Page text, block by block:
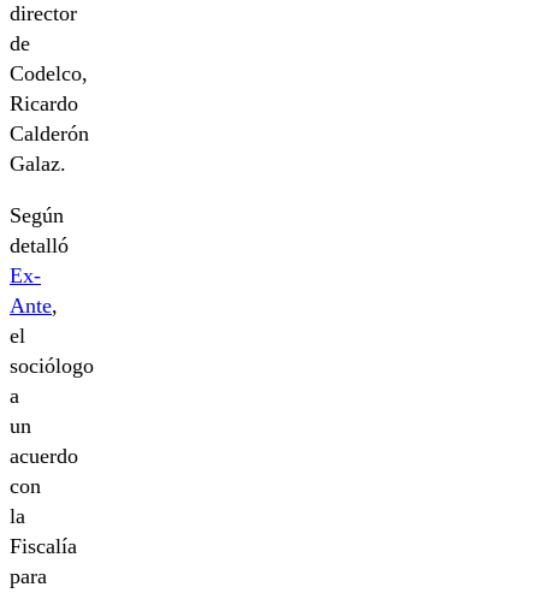
director
de
Codelco,
Ricardo
Calderón
Galaz.
Según
detalló
Ex-
Ante,
el
sociólogo
a
un
acuerdo
con
la
Fiscalía
para